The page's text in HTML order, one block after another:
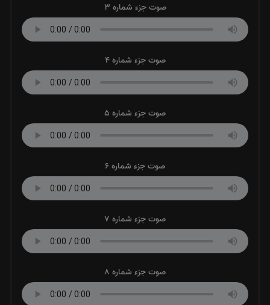
صوت جزء شماره 3
صوت جزء شماره 4
صوت جزء شماره 5
صوت جزء شماره 6
صوت جزء شماره 7
صوت جزء شماره 8